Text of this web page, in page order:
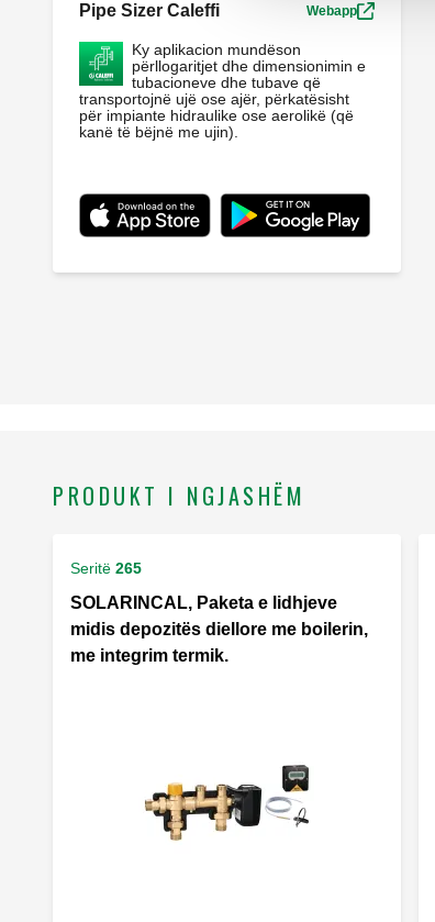
Pipe Sizer Caleffi Webapp
Ky aplikacion mundëson
përllogaritjet dhe dimensionimin e
tubacioneve dhe tubave që
transportojnë ujë ose ajër, përkatësisht
për impiante hidraulike ose aerolikë (që
kanë të bëjnë me ujin).
PRODUKT I NGJASHËM
Seritë 265
SOLARINCAL, Paketa e lidhjeve
midis depozitës diellore me boilerin,
me integrim termik.